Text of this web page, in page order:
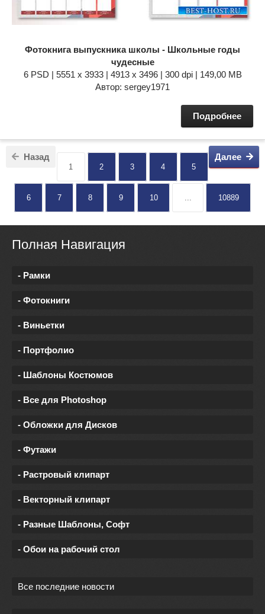
Фотокнига выпускника школы - Школьные годы
чудесные
6 PSD | 5551 x 3933 | 4913 x 3496 | 300 dpi | 149,00 MB
Автор: sergey1971
Подробнее
Назад Далее
1 2 3 4 5
6 7 8 9 10 10889
Полная Навигация
- Рамки
- Фотокниги
- Виньетки
- Портфолио
- Шаблоны Костюмов
- Все для Photoshop
- Обложки для Дисков
- Футажи
- Растровый клипарт
- Векторный клипарт
- Разные Шаблоны, Софт
- Обои на рабочий стол
Все последние новости